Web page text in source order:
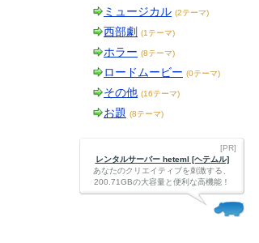
ミュージカル (2テーマ)
西部劇 (1テーマ)
ホラー (8テーマ)
ロードムービー (0テーマ)
その他 (16テーマ)
お題 (8テーマ)
[PR]
レンタルサーバー heteml [ヘテムル]
あなたのクリエイティブを刺激する、
200.71GBの大容量と便利な高機能！